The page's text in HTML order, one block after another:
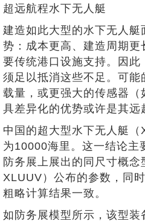
超远航程水下无人艇
建造如此大型的水下无人
势：成本更高、建造周期
要传统港口设施支持。因
须足以抵消这些不足。可
载量，或更强大的传感器
具差异化的优势或许是其远
中国的超大型水下无人艇
为10000海里。这一结论主
防务展上展出的同尺寸概
XLUUV）公布的参数，同
粗略计算结果一致。
如防务展模型所示，该型